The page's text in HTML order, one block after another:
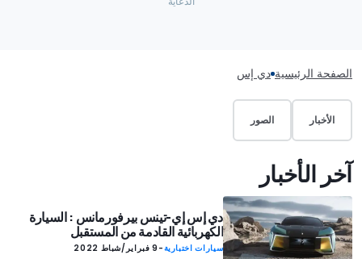
الصفحة الرئيسية دي إس
الأخبار الصور
آخر الأخبار
دي إس إي-تينس بيرفورمانس : السيارة
الكهربائية القادمة من المستقبل
سيارات اختبارية- 9 فبراير/شباط 2022